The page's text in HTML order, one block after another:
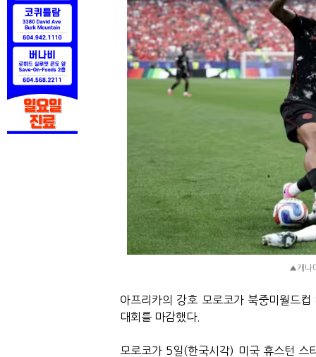
▲캐나
아프리카의 강호 모로코가 북중미월드
대회를 마감했다.
모로코가 5일(한국시각) 미국 휴스턴